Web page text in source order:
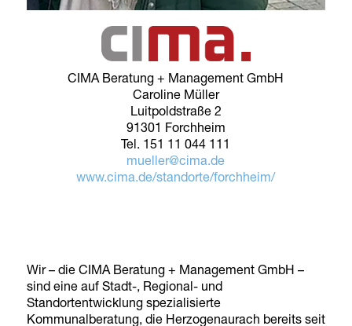
CIMA Beratung + Management GmbH
Caroline Müller
Luitpoldstraße 2
91301 Forchheim
Tel. 151 11 044 111
mueller@cima.de
www.cima.de/standorte/forchheim/
Wir – die CIMA Beratung + Management GmbH –
sind eine auf Stadt-, Regional- und
Standortentwicklung spezialisierte
Kommunalberatung, die Herzogenaurach bereits seit